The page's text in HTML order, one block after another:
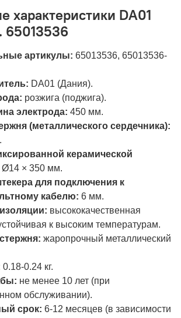
характеристики DA01
65013536
артикулы: 65013536, 65013536-
DA01 (Дания).
розжига (поджига).
электрода: 450 мм.
(металлического сердечника):
керамической
Ø14 × 350 мм.
для подключения к
кабелю: 6 мм.
высококачественная
к высоким температурам.
жаропрочный металлический
0.18-0.24 кг.
не менее 10 лет (при
обслуживании).
срок: 6-12 месяцев (в зависимости